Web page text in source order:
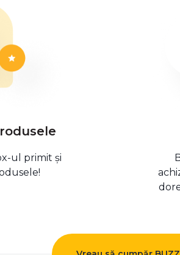
ul primit și